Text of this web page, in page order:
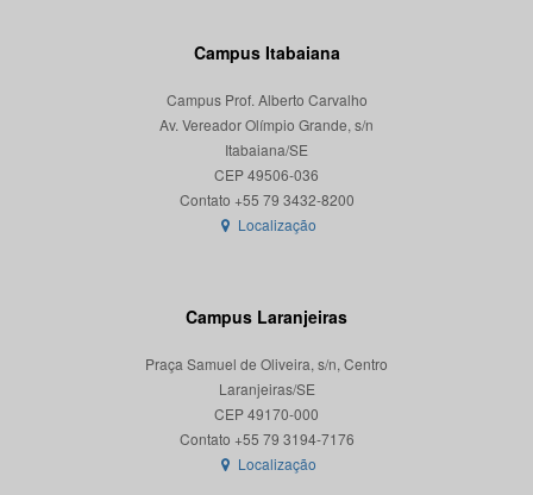
Campus Itabaiana
Campus Prof. Alberto Carvalho
Av. Vereador Olímpio Grande, s/n
Itabaiana/SE
CEP 49506-036
Localização
Campus Laranjeiras
Praça Samuel de Oliveira, s/n, Centro
Laranjeiras/SE
CEP 49170-000
Localização